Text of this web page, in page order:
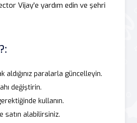
Vijay'e yardım edin ve şehri
aldığınız paralarla güncelleyin.
değiştirin.
kullanın.
satın alabilirsiniz.